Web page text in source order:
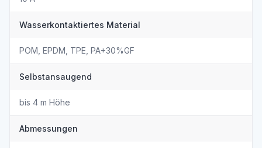
Wasserkontaktiertes Material
POM, EPDM, TPE, PA+30%GF
Selbstansaugend
bis 4 m Höhe
Abmessungen